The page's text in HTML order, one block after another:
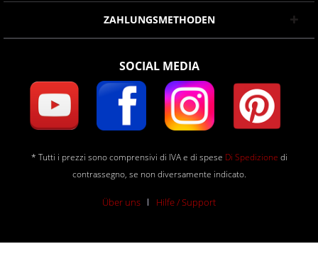
ZAHLUNGSMETHODEN
SOCIAL MEDIA
* Tutti i prezzi sono comprensivi di IVA e di spese Di Spedizione di
contrassegno, se non diversamente indicato.
Über uns Hilfe / Support